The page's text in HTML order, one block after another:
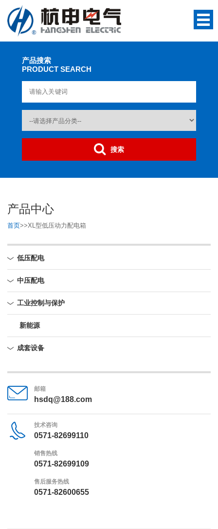
产品搜索
PRODUCT SEARCH
搜索
产品中心
首页>>XL型低压动力配电箱
低压配电
中压配电
工业控制与保护
新能源
成套设备
邮箱
hsdq@188.com
技术咨询
0571-82699110
销售热线
0571-82699109
售后服务热线
0571-82600655